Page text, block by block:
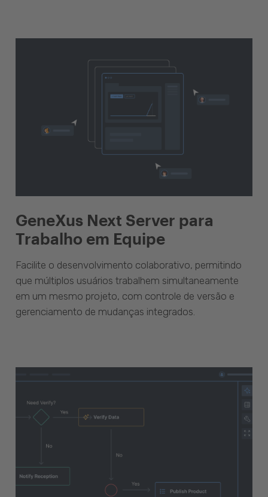
GeneXus Next Server para
Trabalho em Equipe
Facilite o desenvolvimento colaborativo, permitindo
que múltiplos usuários trabalhem simultaneamente
em um mesmo projeto, com controle de versão e
gerenciamento de mudanças integrados.